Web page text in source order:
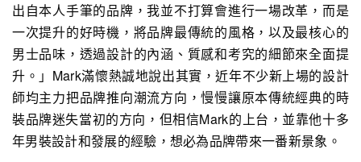
出自本人手筆的品牌，我並不打算會進行一場改革，而是
一次提升的好時機，將品牌最傳統的風格，以及最核心的
男士品味，透過設計的內涵、質感和考究的細節來全面提
升。」Mark滿懷熱誠地說出其實，近年不少新上場的設計
師均主力把品牌推向潮流方向，慢慢讓原本傳統經典的時
裝品牌迷失當初的方向，但相信Mark的上台，並靠他十多
年男裝設計和發展的經驗，想必為品牌帶來一番新景象。